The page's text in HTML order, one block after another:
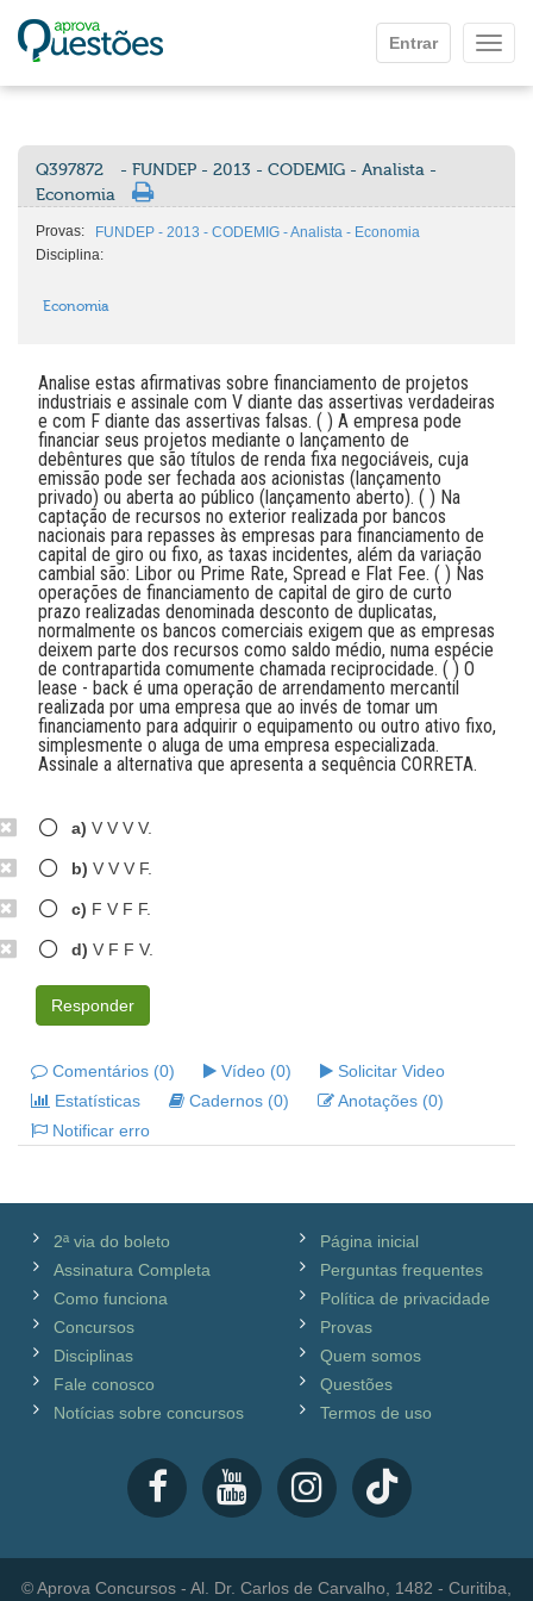
Entrar
Q397872
- FUNDEP - 2013 - CODEMIG - Analista -
Economia
Provas:
FUNDEP - 2013 - CODEMIG - Analista - Economia
Disciplina:
Economia
Analise estas afirmativas sobre financiamento de projetos
industriais e assinale com V diante das assertivas verdadeiras
e com F diante das assertivas falsas. ( ) A empresa pode
financiar seus projetos mediante o lançamento de
debêntures que são títulos de renda fixa negociáveis, cuja
emissão pode ser fechada aos acionistas (lançamento
privado) ou aberta ao público (lançamento aberto). ( ) Na
captação de recursos no exterior realizada por bancos
nacionais para repasses às empresas para financiamento de
capital de giro ou fixo, as taxas incidentes, além da variação
cambial são: Libor ou Prime Rate, Spread e Flat Fee. ( ) Nas
operações de financiamento de capital de giro de curto
prazo realizadas denominada desconto de duplicatas,
normalmente os bancos comerciais exigem que as empresas
deixem parte dos recursos como saldo médio, numa espécie
de contrapartida comumente chamada reciprocidade. ( ) O
lease - back é uma operação de arrendamento mercantil
realizada por uma empresa que ao invés de tomar um
financiamento para adquirir o equipamento ou outro ativo fixo,
simplesmente o aluga de uma empresa especializada.
Assinale a alternativa que apresenta a sequência CORRETA.
a) V V V V.
b) V V V F.
c) F V F F.
d) V F F V.
Responder
Comentários (0) Vídeo (0)
Solicitar Video
Estatísticas
Cadernos (0)
Anotações (0)
Notificar erro
2ª via do boleto
Assinatura Completa
Como funciona
Concursos
Disciplinas
Fale conosco
Notícias sobre concursos
Página inicial
Perguntas frequentes
Política de privacidade
Provas
Quem somos
Questões
Termos de uso
© Aprova Concursos - Al. Dr. Carlos de Carvalho, 1482 - Curitiba,